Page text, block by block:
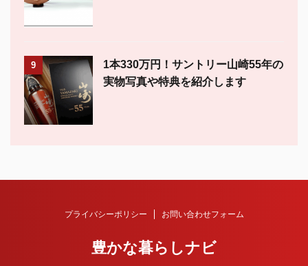
9
1本330万円！サントリー山崎55年の
実物写真や特典を紹介します
プライバシーポリシー お問い合わせフォーム
豊かな暮らしナビ